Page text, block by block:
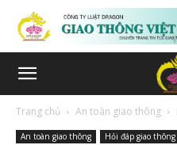
Trang chủ An toàn giao thông
An toàn giao thông Hỏi đáp giao thông